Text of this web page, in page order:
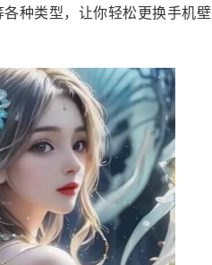
种类型，让你轻松更换手机壁